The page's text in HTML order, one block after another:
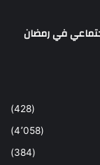
(428)
(4٬058)
(384)